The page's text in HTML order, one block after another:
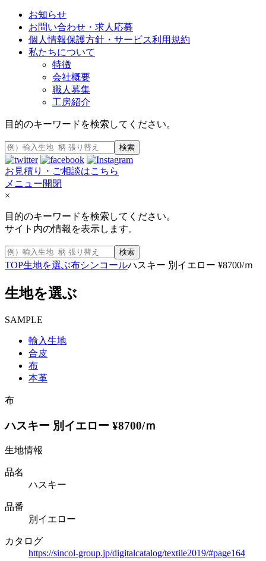
お知らせ
お問い合わせ・求人応募
個人情報保護方針・サービス利用規約
私たちについて
特徴
会社概要
職人募集
工房紹介
目的のキーワードを検索してください。
検索
お見積り・ご相談はこちら
メニュー開閉
×
目的のキーワードを検索してください。
サイト内の情報を表示します。
検索
TOP生地を選ぶ布シンコールハスキー 別イエロー ¥8700/ｍ
生地を選ぶ
SAMPLE
輸入生地
合皮
布
本革
布
ハスキー 別イエロー ¥8700/ｍ
生地情報
品名
ハスキー
品番
別イエロー
カタログ
https://sincol-group.jp/digitalcatalog/textile2019/#page164